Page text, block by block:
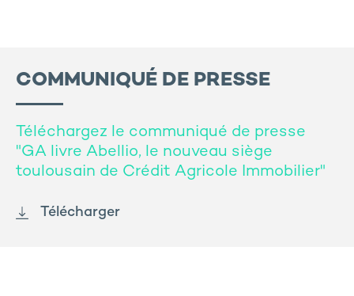
COMMUNIQUÉ DE PRESSE
Téléchargez le communiqué de presse
"GA livre Abellio, le nouveau siège
toulousain de Crédit Agricole Immobilier"
Télécharger